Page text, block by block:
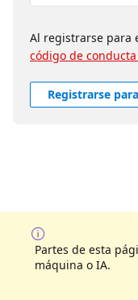
Al registrarse para
código de
Registrarse
Partes de esta
máquina o IA.